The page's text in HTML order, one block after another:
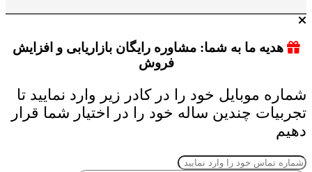
هدیه ما به شما: مشاوره رایگان بازاریابی و افزایش
فروش
شماره موبایل خود را در کادر زیر وارد نمایید تا
تجربیات چندین ساله خود را در اختیار شما قرار
دهیم